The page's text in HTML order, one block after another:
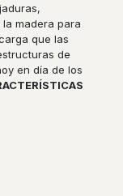
madera para
que las
de
en día de los